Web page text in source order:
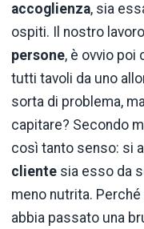
accoglienza, sia
ospiti. Il nostro
persone, è ovvio
tutti tavoli da uno
sorta di problema,
capitare? Secondo
così tanto senso: si
cliente sia esso da
meno nutrita.
abbia passato una